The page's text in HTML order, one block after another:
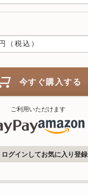
今すぐ購入する
ご利用いただけます
ログインしてお気に入り登録